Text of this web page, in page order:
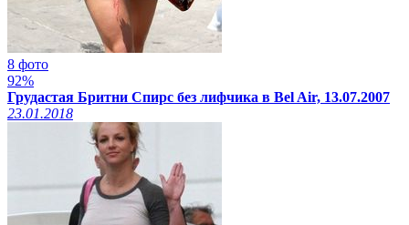
8 фото
92%
Грудастая Бритни Спирс без лифчика в Bel Air, 13.07.2007
23.01.2018